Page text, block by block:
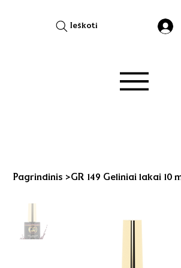
Ieškoti
Pagrindinis >GR 149 Geliniai lakai 10